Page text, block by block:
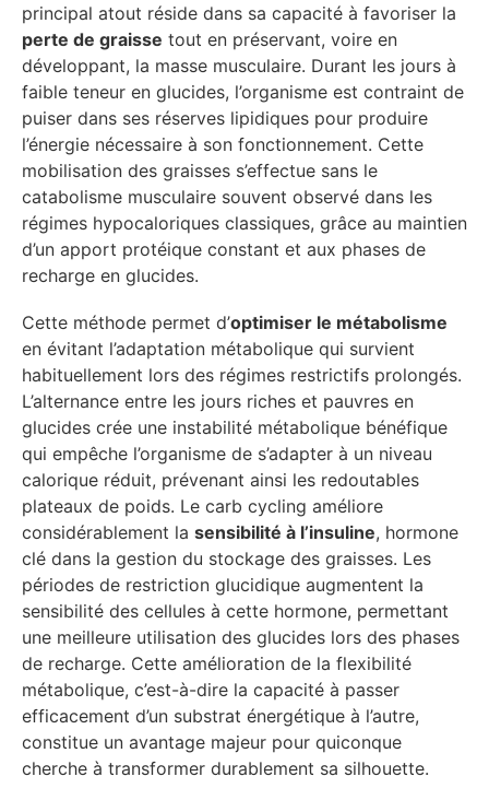
principal atout réside dans sa capacité à favoriser la
perte de graisse tout en préservant, voire en
développant, la masse musculaire. Durant les jours à
faible teneur en glucides, l’organisme est contraint de
puiser dans ses réserves lipidiques pour produire
l’énergie nécessaire à son fonctionnement. Cette
mobilisation des graisses s’effectue sans le
catabolisme musculaire souvent observé dans les
régimes hypocaloriques classiques, grâce au maintien
d’un apport protéique constant et aux phases de
recharge en glucides.
Cette méthode permet d’optimiser le métabolisme
en évitant l’adaptation métabolique qui survient
habituellement lors des régimes restrictifs prolongés.
L’alternance entre les jours riches et pauvres en
glucides crée une instabilité métabolique bénéfique
qui empêche l’organisme de s’adapter à un niveau
calorique réduit, prévenant ainsi les redoutables
plateaux de poids. Le carb cycling améliore
considérablement la sensibilité à l’insuline, hormone
clé dans la gestion du stockage des graisses. Les
périodes de restriction glucidique augmentent la
sensibilité des cellules à cette hormone, permettant
une meilleure utilisation des glucides lors des phases
de recharge. Cette amélioration de la flexibilité
métabolique, c’est-à-dire la capacité à passer
efficacement d’un substrat énergétique à l’autre,
constitue un avantage majeur pour quiconque
cherche à transformer durablement sa silhouette.